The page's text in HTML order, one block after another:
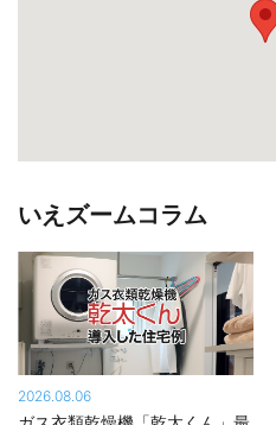
いえズームコラム
2026.08.06